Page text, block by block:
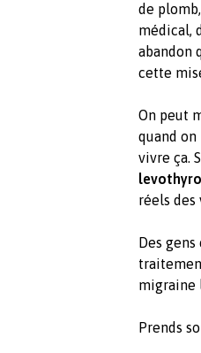
de
médical,
abandon
cette
On peut
quand on
vivre ça.
réels
Des
migraine
Prends